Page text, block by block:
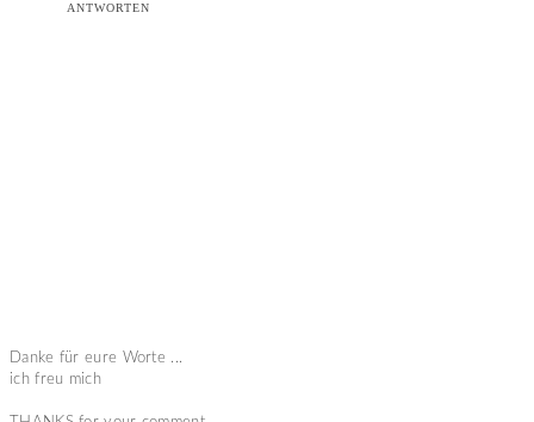
ANTWORTEN
Danke für eure Worte ...
ich freu mich